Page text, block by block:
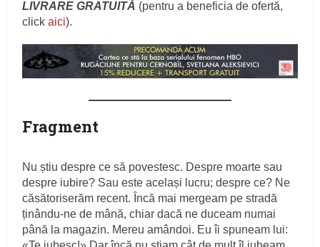
LIVRARE GRATUITĂ (pentru a beneficia de ofertă,
clickaici).
Fragment
Nu știu despre ce să povestesc. Despre moarte sau
despre iubire? Sau este același lucru; despre ce? Ne
căsătoriserăm recent. Încă mai mergeam pe stradă
ținându‑ne de mână, chiar dacă ne duceam numai
până la magazin. Mereu amândoi. Eu îi spuneam lui: